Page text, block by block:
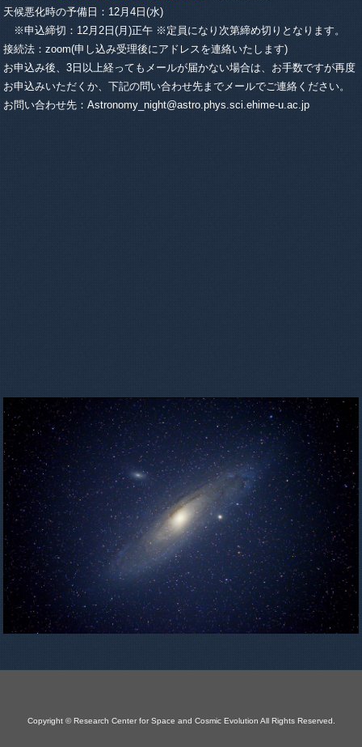
天候悪化時の予備日：12月4日(水)
※申込締切：12月2日(月)正午 ※定員になり次第締め切りとなります。
接続法：zoom(申し込み受理後にアドレスを連絡いたします)
お申込み後、3日以上経ってもメールが届かない場合は、お手数ですが再度
お申込みいただくか、下記の問い合わせ先までメールでご連絡ください。
お問い合わせ先：Astronomy_night@astro.phys.sci.ehime-u.ac.jp
Copyright © Research Center for Space and Cosmic Evolution All Rights Reserved.